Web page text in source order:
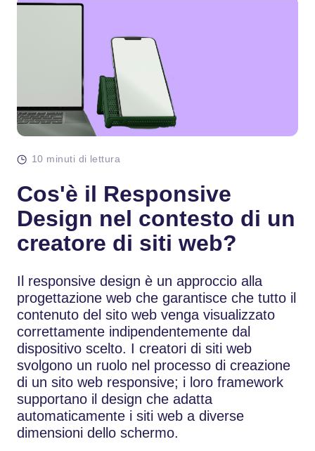
10 minuti di lettura
Cos'è il Responsive
Design nel contesto di un
creatore di siti web?
Il responsive design è un approccio alla
progettazione web che garantisce che tutto il
contenuto del sito web venga visualizzato
correttamente indipendentemente dal
dispositivo scelto. I creatori di siti web
svolgono un ruolo nel processo di creazione
di un sito web responsive; i loro framework
supportano il design che adatta
automaticamente i siti web a diverse
dimensioni dello schermo.